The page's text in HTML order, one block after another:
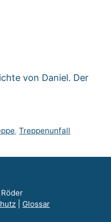
von Daniel. Der
,Treppenunfall
Glossar